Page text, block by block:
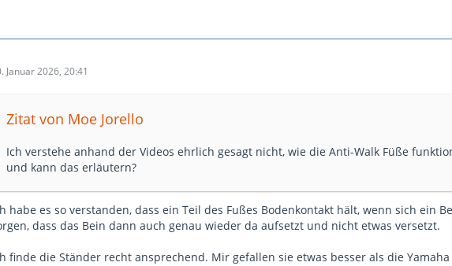
Januar 2026, 20:41
Zitat von Moe Jorello
Ich verstehe anhand der Videos ehrlich gesagt nicht, wie die Anti-Walk Füße
und kann das erläutern?
habe es so verstanden, dass ein Teil des Fußes Bodenkontakt hält, wenn sich ein
dass das Bein dann auch genau wieder da aufsetzt und nicht etwas versetzt.
finde die Ständer recht ansprechend. Mir gefallen sie etwas besser als die